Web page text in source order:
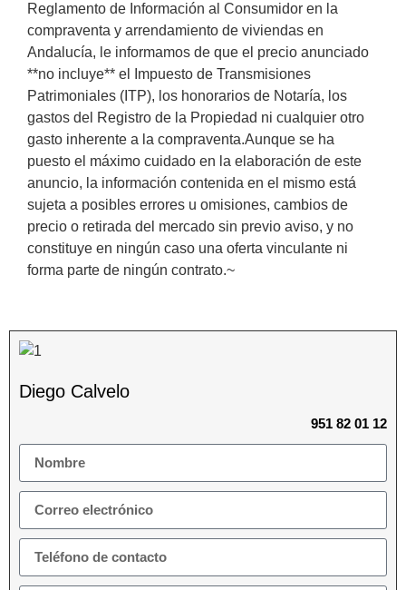
Reglamento de Información al Consumidor en la
compraventa y arrendamiento de viviendas en
Andalucía, le informamos de que el precio anunciado
**no incluye** el Impuesto de Transmisiones
Patrimoniales (ITP), los honorarios de Notaría, los
gastos del Registro de la Propiedad ni cualquier otro
gasto inherente a la compraventa.Aunque se ha
puesto el máximo cuidado en la elaboración de este
anuncio, la información contenida en el mismo está
sujeta a ‌posibles ‌errores ‌u ‌omisiones, cambios ‌de
‌precio ‌o ‌retirada ‌del mercado ‌sin previo aviso, y ‌no
‌constituye en ‌ningún ‌caso ‌una oferta vinculante ‌ni
‌forma ‌parte ‌de ‌ningún ‌contrato.~
Diego Calvelo
951 82 01 12